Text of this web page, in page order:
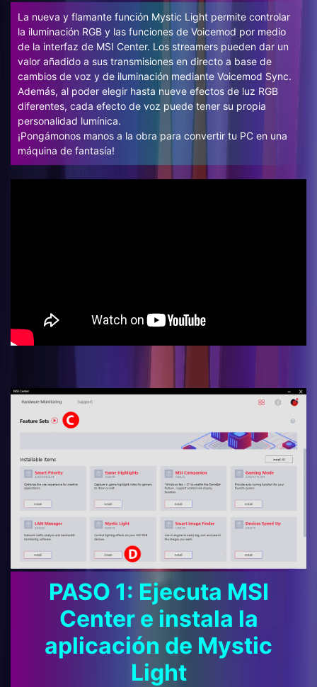
La nueva y flamante función Mystic Light permite controlar
la iluminación RGB y las funciones de Voicemod por medio
de la interfaz de MSI Center. Los streamers pueden dar un
valor añadido a sus transmisiones en directo a base de
cambios de voz y de iluminación mediante Voicemod Sync.
Además, al poder elegir hasta nueve efectos de luz RGB
diferentes, cada efecto de voz puede tener su propia
personalidad lumínica.
¡Pongámonos manos a la obra para convertir tu PC en una
máquina de fantasía!
PASO 1: Ejecuta MSI
Center e instala la
aplicación de Mystic
Light